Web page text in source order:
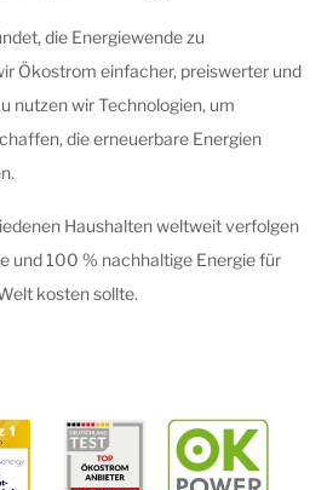
die Energiewende zu
Ökostrom einfacher, preiswerter und
nutzen wir Technologien, um
die erneuerbare Energien
Haushalten weltweit verfolgen
und 100 % nachhaltige Energie für
kosten sollte.